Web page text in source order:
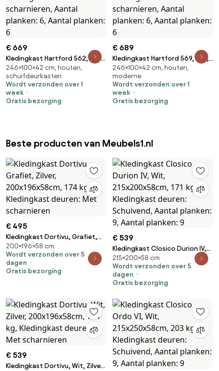
€ 669
Kledingkast Hartford 562, Wit,
Zwart, 246x100x42cm,
Kledingkast deuren: Met
scharnieren, Aantal planken: 6,
Aantal planken: 6
246×100×42 cm, houten,
schuifdeurkasten
Wordt verzonden over 1
week
Gratis bezorging
€ 689
Kledingkast Hartford 569, Wit,
Zwart, 246x100x42cm,
Kledingkast deuren: Met
scharnieren, Aantal planken: 6,
Aantal planken: 6
246×100×42 cm, houten,
moderne
Wordt verzonden over 1
week
Gratis bezorging
Beste producten van Meubels1.nl
€ 495
Kledingkast Dortivu, Grafiet,
Zilver, 200x196x58cm, 174 kg,
Kledingkast deuren: Met
scharnieren
200×196×58 cm
Wordt verzonden over 5
dagen
Gratis bezorging
€ 539
Kledingkast Closico Durion IV,
Wit, 215x200x58cm, 171 kg,
Kledingkast deuren: Schuivend,
Aantal planken: 9, Aantal
215×200×58 cm
Wordt verzonden over 5
dagen
Gratis bezorging
€ 539
Kledingkast Dortivu, Wit, Zilver,